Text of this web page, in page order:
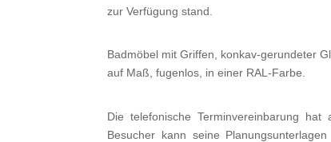
zur Verfügung stand.
Badmöbel mit Griffen, konkav-gerundeter
auf Maß, fugenlos, in einer RAL-Farbe.
Die telefonische Terminvereinbarung
Besucher kann seine